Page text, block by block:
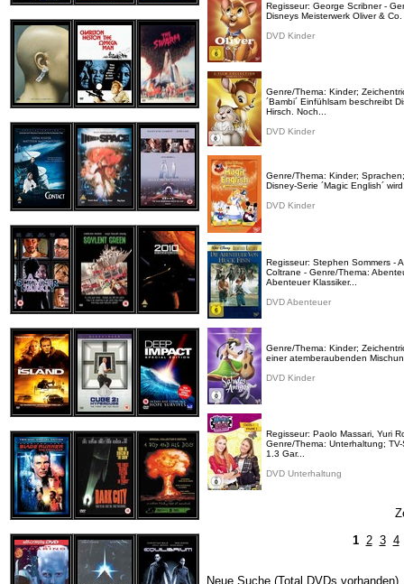
Regisseur: George Scribner -
Disneys Meisterwerk Oliver &
DVD Kinder
Genre/Thema: Kinder;
´Bambi´ Einfühlsam beschreibt
Hirsch. Noch...
DVD Kinder
Genre/Thema: Kinder;
Disney-Serie ´Magic English´
DVD Kinder
Regisseur: Stephen Sommers -
Coltrane - Genre/Thema:
Abenteuer Klassiker...
DVD Abenteuer
Genre/Thema: Kinder;
einer atemberaubenden
DVD Kinder
Regisseur: Paolo Massari, Yuri
Genre/Thema: Unterhaltung;
1.3 Gar...
DVD Unterhaltung
1 2 3 4
Neue Suche (Total DVDs vorhanden)